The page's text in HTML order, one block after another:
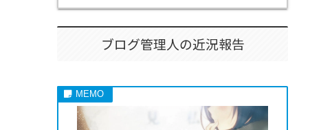
ブログ管理人の近況報告